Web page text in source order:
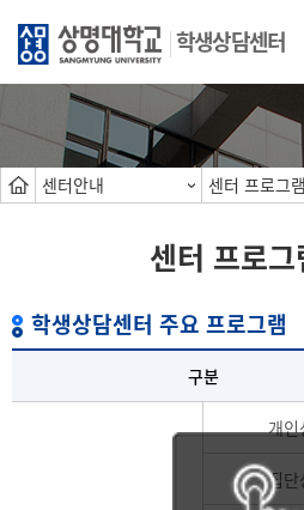
학생상담센터
센터안내 센터 프로그
센터 프로
학생상담센터 주요 프로그램
구분
개인
집단